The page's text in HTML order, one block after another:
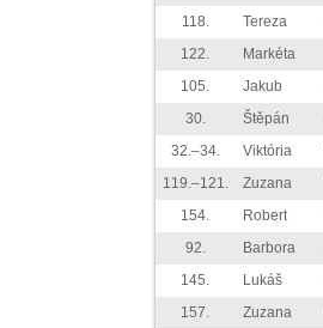
118.
Tereza
122.
Markéta
105.
Jakub
30.
Štěpán
32.–34.
Viktória
119.–121.
Zuzana
154.
Robert
92.
Barbora
145.
Lukáš
157.
Zuzana